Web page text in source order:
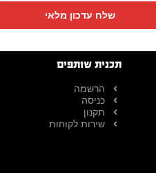
שלח עדכון מלאי
תכנית שותפים
הרשמה
כניסה
תקנון
שירות לקוחות